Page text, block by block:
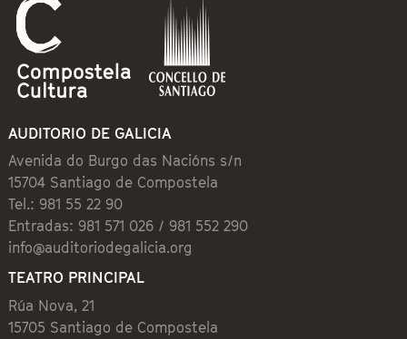
AUDITORIO DE GALICIA
Avenida do Burgo das Nacións s/n
15704 Santiago de Compostela
Tel.: 981 55 22 90
Entradas: 981 571 026 / 981 552 290
info@auditoriodegalicia.org
TEATRO PRINCIPAL
Rúa Nova, 21
15705 Santiago de Compostela